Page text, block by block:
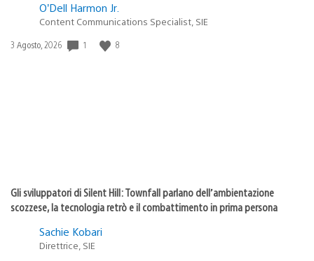
O’Dell Harmon Jr.
Content Communications Specialist, SIE
Data
3 Agosto, 2026 1 8
Gli sviluppatori di Silent Hill: Townfall parlano dell’ambientazione
scozzese, la tecnologia retrò e il combattimento in prima persona
Sachie Kobari
Direttrice, SIE